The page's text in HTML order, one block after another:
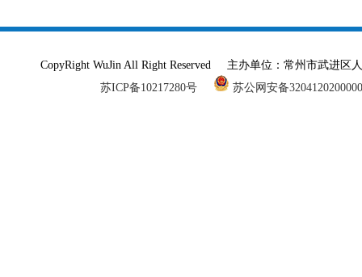
CopyRight WuJin All Right Reserved 主办单位：常州市武进
苏ICP备10217280号
苏公网安备